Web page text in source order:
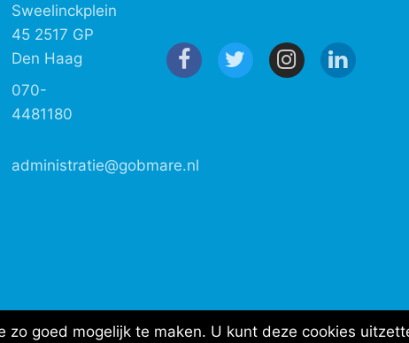
Sweelinckplein
45 2517 GP
Den Haag
070-
4481180
administratie@gobmare.nl
goed mogelijk te maken. U kunt deze cookies